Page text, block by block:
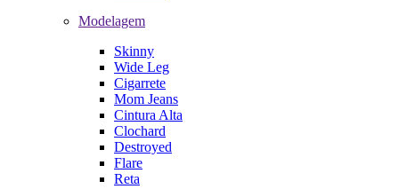
Modelagem
Skinny
Wide Leg
Cigarrete
Mom Jeans
Cintura Alta
Clochard
Destroyed
Flare
Reta